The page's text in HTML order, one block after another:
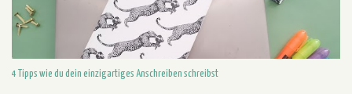
Zeitraum solltest du nicht nur die Stellenausschreibung finden, sondern du solltest dich in diesem
Zeitraum auch bewerben....
4 Tipps wie du dein einzigartiges Anschreiben schreibst